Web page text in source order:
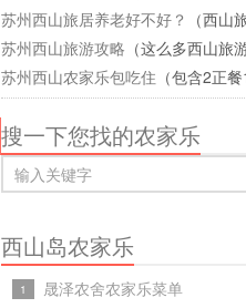
苏州西山旅居养老好不好？
（西山
苏州西山旅游攻略 （这么多西山旅
苏州西山农家乐包吃住 （包含2正
搜一下您找的农家乐
西山岛农家乐
1 晟泽农舍农家乐菜单